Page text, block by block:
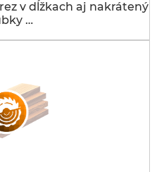
v dĺžkach aj nakrátený
…